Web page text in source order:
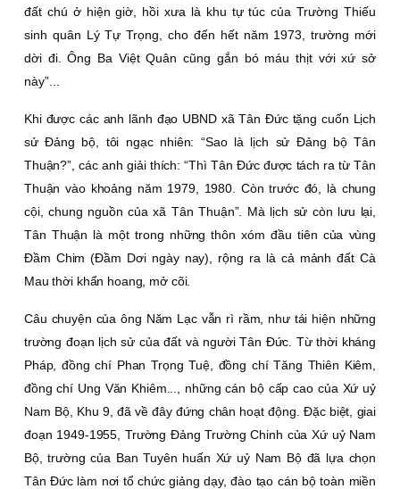
đất chú ở hiện giờ, hồi xưa là khu tự túc của Trường Thiếu
sinh quân Lý Tự Trọng, cho đến hết năm 1973, trường mới
dời đi. Ông Ba Việt Quân cũng gắn bó máu thịt với xứ sở
này”...
Khi được các anh lãnh đạo UBND xã Tân Ðức tặng cuốn Lịch
sử Ðảng bộ, tôi ngạc nhiên: “Sao là lịch sử Ðảng bộ Tân
Thuận?”, các anh giải thích: “Thì Tân Ðức được tách ra từ Tân
Thuận vào khoảng năm 1979, 1980. Còn trước đó, là chung
cội, chung nguồn của xã Tân Thuận”. Mà lịch sử còn lưu lại,
Tân Thuận là một trong những thôn xóm đầu tiên của vùng
Ðầm Chim (Ðầm Dơi ngày nay), rộng ra là cả mảnh đất Cà
Mau thời khẩn hoang, mở cõi.
Câu chuyện của ông Năm Lạc vẫn rì rầm, như tái hiện những
trường đoạn lịch sử của đất và người Tân Ðức. Từ thời kháng
Pháp, đồng chí Phan Trọng Tuệ, đồng chí Tăng Thiên Kiêm,
đồng chí Ung Văn Khiêm..., những cán bộ cấp cao của Xứ uỷ
Nam Bộ, Khu 9, đã về đây đứng chân hoạt động. Ðặc biệt, giai
đoạn 1949-1955, Trường Ðảng Trường Chinh của Xứ uỷ Nam
Bộ, trường của Ban Tuyên huấn Xứ uỷ Nam Bộ đã lựa chọn
Tân Ðức làm nơi tổ chức giảng dạy, đào tạo cán bộ toàn miền